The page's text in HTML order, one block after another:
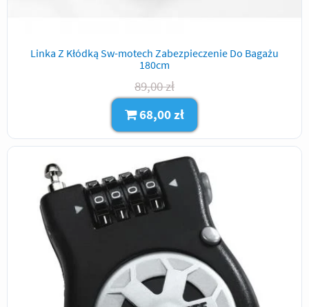
Linka Z Kłódką Sw-motech Zabezpieczenie Do Bagażu
180cm
89,00 zł
68,00 zł